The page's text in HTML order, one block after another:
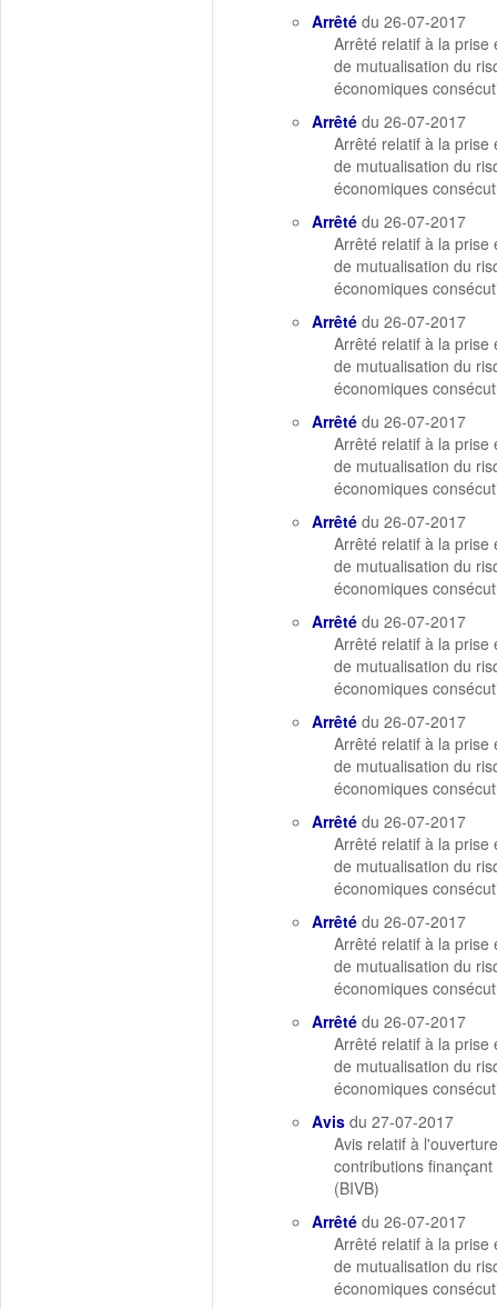
Arrêté du 26-07-2017
Arrêté relatif à la prise
de mutualisation du
économiques
Arrêté du 26-07-2017
Arrêté relatif à la prise
de mutualisation du
économiques
Arrêté du 26-07-2017
Arrêté relatif à la prise
de mutualisation du
économiques
Arrêté du 26-07-2017
Arrêté relatif à la prise
de mutualisation du
économiques
Arrêté du 26-07-2017
Arrêté relatif à la prise
de mutualisation du
économiques
Arrêté du 26-07-2017
Arrêté relatif à la prise
de mutualisation du
économiques
Arrêté du 26-07-2017
Arrêté relatif à la prise
de mutualisation du
économiques
Arrêté du 26-07-2017
Arrêté relatif à la prise
de mutualisation du
économiques
Arrêté du 26-07-2017
Arrêté relatif à la prise
de mutualisation du
économiques
Arrêté du 26-07-2017
Arrêté relatif à la prise
de mutualisation du
économiques
Arrêté du 26-07-2017
Arrêté relatif à la prise
de mutualisation du
économiques
Avis du 27-07-2017
Avis relatif à
contributions
(BIVB)
Arrêté du 26-07-2017
Arrêté relatif à la prise
de mutualisation du
économiques